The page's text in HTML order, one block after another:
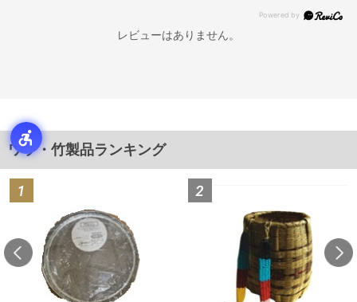
レビューはありません。
ワラ・竹製品ランキング